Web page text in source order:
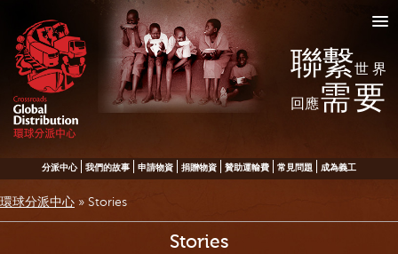
聯繫世界
回應需要
分派中心 我們的故事 申請物資 捐贈物資 贊助運輸費 常見問題 成為義工
環球分派中心 » Stories
Stories